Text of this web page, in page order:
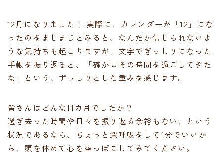
12月になりました！ 実際に、カレンダーが「12」にな
ったのをまじまじとみると、なんだか信じられないよ
うな気持ちも起こりますが、文字でぎっしりになった
手帳を振り返ると、「確かにその時間を過ごしてきた
な」という、ずっしりとした重みを感じます。
皆さんはどんな11カ月でしたか？
過ぎ去った時間や日々を振り返る余裕もない、という
状況であるなら、ちょっと深呼吸をして1分でいいか
ら、頭を休めて心を空っぽにしてみてください。